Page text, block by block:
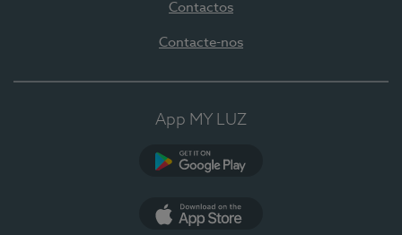
Contactos
Contacte-nos
App MY LUZ